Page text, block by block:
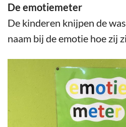
De emotiemeter
De kinderen knijpen de
naam bij de emotie hoe zij